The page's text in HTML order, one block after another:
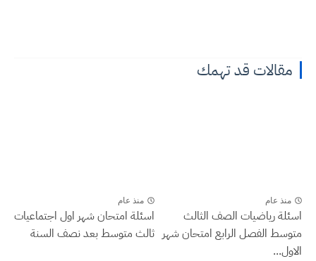
مقالات قد تهمك
منذ عام
اسئلة رياضيات الصف الثالث
متوسط الفصل الرابع امتحان شهر
الاول...
منذ عام
اسئلة امتحان شهر اول اجتماعيات
ثالث متوسط بعد نصف السنة